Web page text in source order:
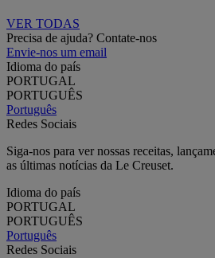
VER TODAS
Precisa de ajuda? Contate-nos
Envie-nos um email
Idioma do país
PORTUGAL
PORTUGUÊS
Português
Redes Sociais
Siga-nos para ver nossas receitas,
as últimas notícias da Le Creuset.
Idioma do país
PORTUGAL
PORTUGUÊS
Português
Redes Sociais